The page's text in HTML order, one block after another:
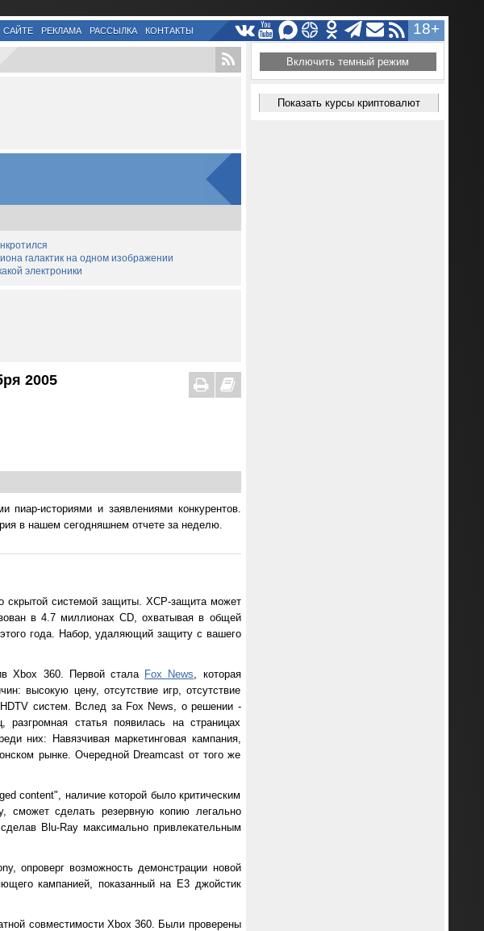
18+
САЙТЕ РЕКЛАМА РАССЫЛКА КОНТАКТЫ
галактик на одном изображении
электроники
2005
историями и заявлениями конкурентов.
в нашем сегодняшнем отчете за неделю.
скрытой системой защиты. XCP-защита может
в 4.7 миллионах CD, охватывая в общей
года. Набор, удаляющий защиту с вашего
Xbox 360. Первой стала Fox News , которая
высокую цену, отсутствие игр, отсутствие
HDTV систем. Вслед за Fox News, о решении -
разгромная статья появилась на страницах
них: Навязчивая маркетинговая кампания,
рынке. Очередной Dreamcast от того же
content", наличие которой было критическим
сможет сделать резервную копию легально
Blu-Ray максимально привлекательным
опроверг возможность демонстрации новой
кaмпанией, показанный на E3 джойстик
совместимости Xbox 360. Были проверены
Включить темный режим
Показать курсы криптовалют